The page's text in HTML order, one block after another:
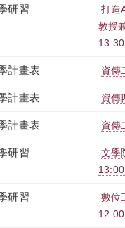
研習
打造
教授
計畫表 資傳
計畫表 資傳
計畫表 資傳
研習
文學
研習
數位